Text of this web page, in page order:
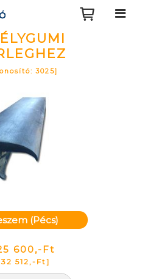
3025]
(Pécs)
600,-Ft
512,-Ft]